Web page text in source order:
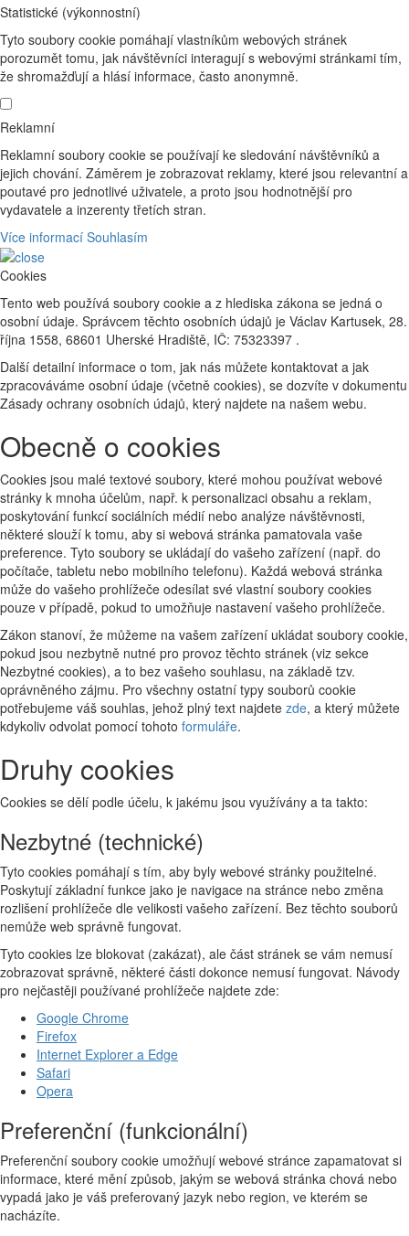
Statistické (výkonnostní)
Tyto soubory cookie pomáhají vlastníkům webových stránek
porozumět tomu, jak návštěvníci interagují s webovými stránkami tím,
že shromažďují a hlásí informace, často anonymně.
Reklamní
Reklamní soubory cookie se používají ke sledování návštěvníků a
jejich chování. Záměrem je zobrazovat reklamy, které jsou relevantní a
poutavé pro jednotlivé uživatele, a proto jsou hodnotnější pro
vydavatele a inzerenty třetích stran.
Více informací Souhlasím
Cookies
Tento web používá soubory cookie a z hlediska zákona se jedná o
osobní údaje. Správcem těchto osobních údajů je Václav Kartusek, 28.
října 1558, 68601 Uherské Hradiště, IČ: 75323397 .
Další detailní informace o tom, jak nás můžete kontaktovat a jak
zpracováváme osobní údaje (včetně cookies), se dozvíte v dokumentu
Zásady ochrany osobních údajů, který najdete na našem webu.
Obecně o cookies
Cookies jsou malé textové soubory, které mohou používat webové
stránky k mnoha účelům, např. k personalizaci obsahu a reklam,
poskytování funkcí sociálních médií nebo analýze návštěvnosti,
některé slouží k tomu, aby si webová stránka pamatovala vaše
preference. Tyto soubory se ukládají do vašeho zařízení (např. do
počítače, tabletu nebo mobilního telefonu). Každá webová stránka
může do vašeho prohlížeče odesílat své vlastní soubory cookies
pouze v případě, pokud to umožňuje nastavení vašeho prohlížeče.
Zákon stanoví, že můžeme na vašem zařízení ukládat soubory cookie,
pokud jsou nezbytně nutné pro provoz těchto stránek (viz sekce
Nezbytné cookies), a to bez vašeho souhlasu, na základě tzv.
oprávněného zájmu. Pro všechny ostatní typy souborů cookie
potřebujeme váš souhlas, jehož plný text najdete zde, a který můžete
kdykoliv odvolat pomocí tohoto formuláře.
Druhy cookies
Cookies se dělí podle účelu, k jakému jsou využívány a ta takto:
Nezbytné (technické)
Tyto cookies pomáhají s tím, aby byly webové stránky použitelné.
Poskytují základní funkce jako je navigace na stránce nebo změna
rozlišení prohlížeče dle velikosti vašeho zařízení. Bez těchto souborů
nemůže web správně fungovat.
Tyto cookies lze blokovat (zakázat), ale část stránek se vám nemusí
zobrazovat správně, některé části dokonce nemusí fungovat. Návody
pro nejčastěji používané prohlížeče najdete zde:
Google Chrome
Firefox
Internet Explorer a Edge
Safari
Opera
Preferenční (funkcionální)
Preferenční soubory cookie umožňují webové stránce zapamatovat si
informace, které mění způsob, jakým se webová stránka chová nebo
vypadá jako je váš preferovaný jazyk nebo region, ve kterém se
nacházíte.